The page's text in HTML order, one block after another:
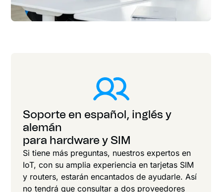
Soporte en español, inglés y
alemán
para hardware y SIM
Si tiene más preguntas, nuestros expertos en
IoT, con su amplia experiencia en tarjetas SIM
y routers, estarán encantados de ayudarle. Así
no tendrá que consultar a dos proveedores